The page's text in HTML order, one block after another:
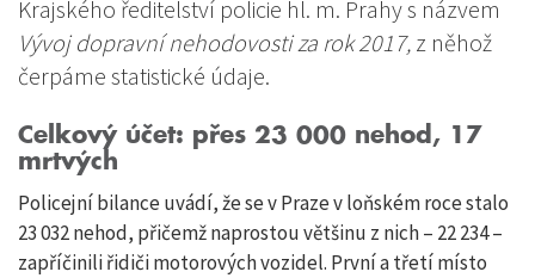
Krajského ředitelství policie hl. m. Prahy s názvem
Vývoj dopravní nehodovosti za rok 2017, z něhož
čerpáme statistické údaje.
Celkový účet: přes 23 000 nehod, 17
mrtvých
Policejní bilance uvádí, že se v Praze v loňském roce stalo
23 032 nehod, přičemž naprostou většinu z nich – 22 234 –
zapříčinili řidiči motorových vozidel. První a třetí místo